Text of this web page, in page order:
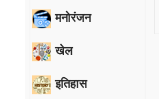
मनोरंजन
खेल
इतिहास